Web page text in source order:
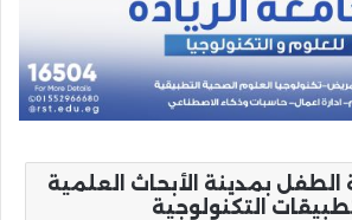
الطفل بمدينة الأبحاث العلمية
التكنولوجية